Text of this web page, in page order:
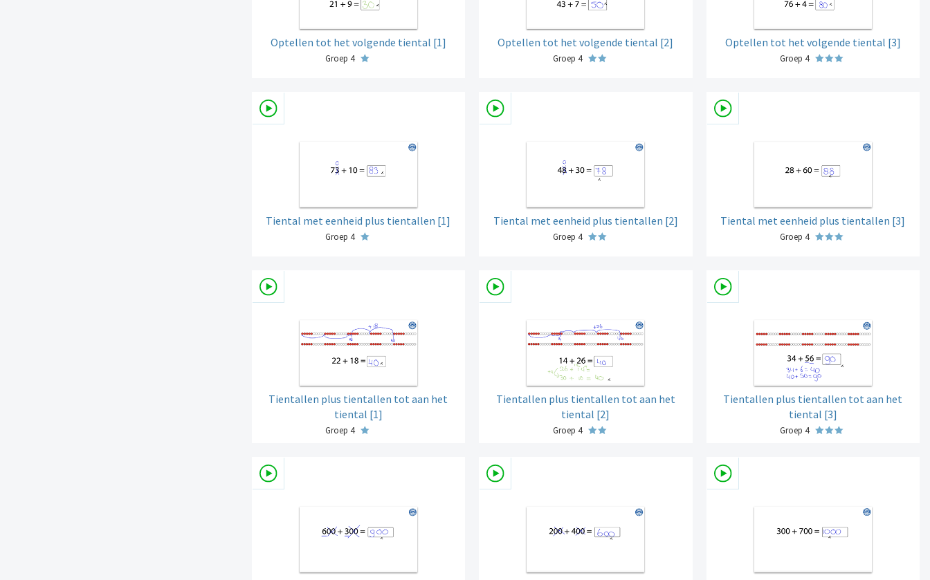
Optellen tot het volgende tiental [1]
Groep 4
Optellen tot het volgende tiental [2]
Groep 4
Optellen tot het volgende tiental [3]
Groep 4
Tiental met eenheid plus tientallen [1]
Groep 4
Tiental met eenheid plus tientallen [2]
Groep 4
Tiental met eenheid plus tientallen [3]
Groep 4
Tientallen plus tientallen tot aan het
tiental [1]
Groep 4
Tientallen plus tientallen tot aan het
tiental [2]
Groep 4
Tientallen plus tientallen tot aan het
tiental [3]
Groep 4